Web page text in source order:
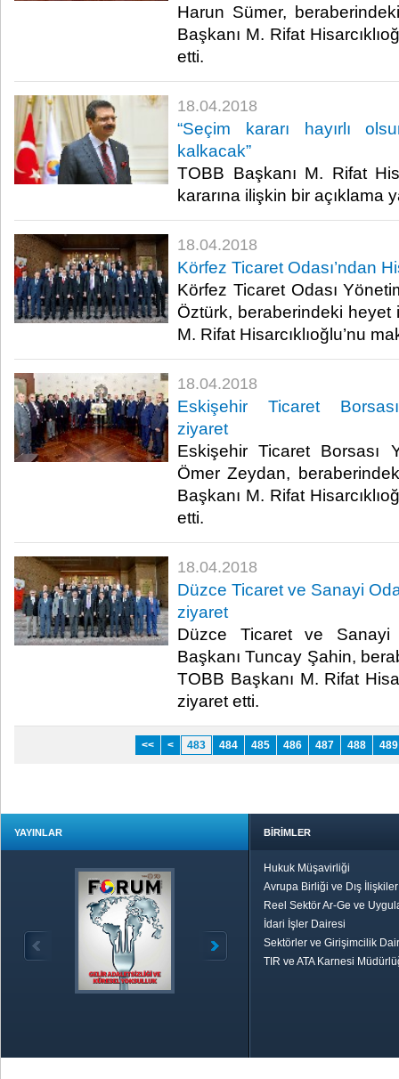
Harun Sümer,
Başkanı M. Rifat
etti.​
18.04.2018
“Seçim kararı hayırlı
kalkacak”
TOBB Başkanı M. Rifat
kararına ilişkin bir açıklama
18.04.2018
Körfez Ticaret Odası’ndan
Körfez Ticaret Odası
Öztürk, beraberindeki heyet
M. Rifat Hisarcıklıoğlu’nu
18.04.2018
Eskişehir Ticaret
ziyaret
Eskişehir Ticaret Borsası
Ömer Zeydan,
Başkanı M. Rifat
etti.​
18.04.2018
Düzce Ticaret ve Sanayi
ziyaret
Düzce Ticaret ve Sanayi
Başkanı Tuncay Şahin,
TOBB Başkanı M. Rifat
ziyaret etti.​
<< < 483 484 485 486 487 488 489
YAYINLAR BİRİMLER
Hukuk Müşavirliği
Avrupa Birliği ve Dış
Reel Sektör Ar-Ge ve
İdari İşler Dairesi
Sektörler ve Girişimcilik
TIR ve ATA Karnesi